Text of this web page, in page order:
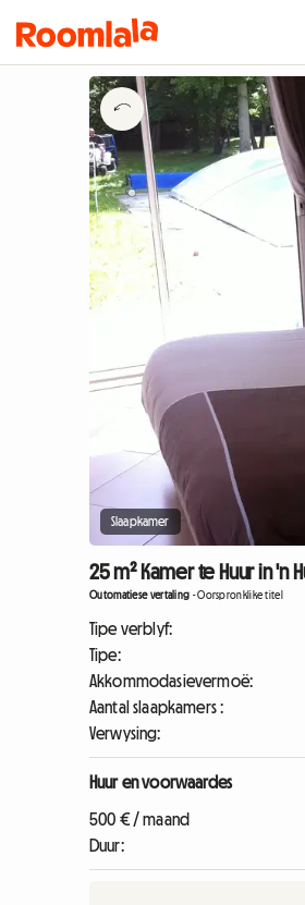
Slaapkamer
25 m² Kamer te Huur in 'n
Outomatiese vertaling -Oorspronklike titel
Tipe verblyf:
Tipe:
Akkommodasievermoë:
Aantal slaapkamers :
Verwysing:
Huur en voorwaardes
500 € / maand
Duur: